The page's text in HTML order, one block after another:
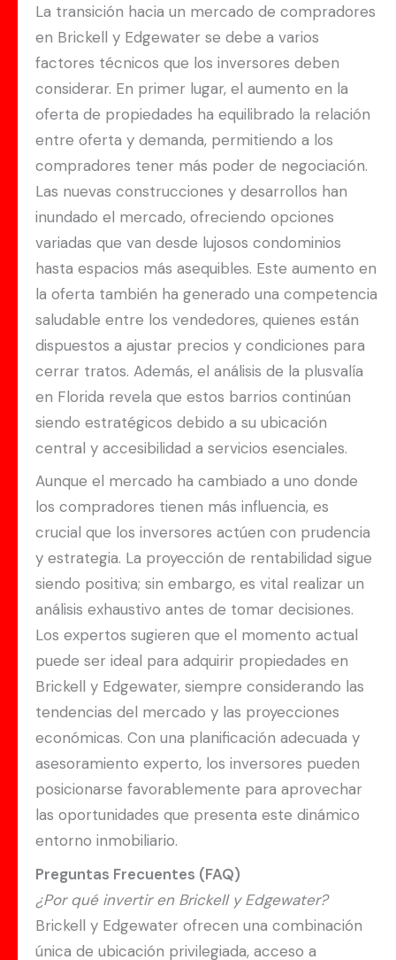
La transición hacia un mercado de compradores
en Brickell y Edgewater se debe a varios
factores técnicos que los inversores deben
considerar. En primer lugar, el aumento en la
oferta de propiedades ha equilibrado la relación
entre oferta y demanda, permitiendo a los
compradores tener más poder de negociación.
Las nuevas construcciones y desarrollos han
inundado el mercado, ofreciendo opciones
variadas que van desde lujosos condominios
hasta espacios más asequibles. Este aumento en
la oferta también ha generado una competencia
saludable entre los vendedores, quienes están
dispuestos a ajustar precios y condiciones para
cerrar tratos. Además, el análisis de la plusvalía
en Florida revela que estos barrios continúan
siendo estratégicos debido a su ubicación
central y accesibilidad a servicios esenciales.
Aunque el mercado ha cambiado a uno donde
los compradores tienen más influencia, es
crucial que los inversores actúen con prudencia
y estrategia. La proyección de rentabilidad sigue
siendo positiva; sin embargo, es vital realizar un
análisis exhaustivo antes de tomar decisiones.
Los expertos sugieren que el momento actual
puede ser ideal para adquirir propiedades en
Brickell y Edgewater, siempre considerando las
tendencias del mercado y las proyecciones
económicas. Con una planificación adecuada y
asesoramiento experto, los inversores pueden
posicionarse favorablemente para aprovechar
las oportunidades que presenta este dinámico
entorno inmobiliario.
Preguntas Frecuentes (FAQ)
¿Por qué invertir en Brickell y Edgewater?
Brickell y Edgewater ofrecen una combinación
única de ubicación privilegiada, acceso a